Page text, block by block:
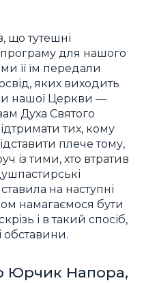
що тутешні
для нашого
її їм передали
яких виходить
нашої Церкви —
Духа Святого
тих, кому
плече тому,
із тими, хто втратив
на наступні
намагаємося бути
і в такий спосіб,
обставини.
Юрчик Напора,